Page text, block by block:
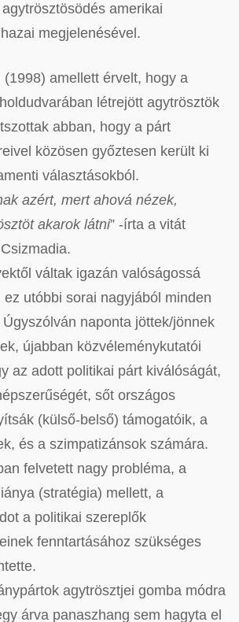
amerikai
megjelenésével.
(1998) amellett érvelt, hogy a
létrejött agytrösztök
abban, hogy a párt
közösen győztesen került ki
választásokból.
azért, mert ahová nézek,
akarok látni” -írta a vitát
váltak igazán valóságossá
utóbbi sorai nagyjából minden
naponta jöttek/jönnek
újabban közvéleménykutatói
az adott politikai párt kiválóságát,
sőt országos
(külső-belső) támogatóik, a
és a szimpatizánsok számára.
felvetett nagy probléma, a
(stratégia) mellett, a
a politikai szereplők
fenntartásához szükséges
agytrösztjei gomba módra
árva panaszhang sem hagyta el